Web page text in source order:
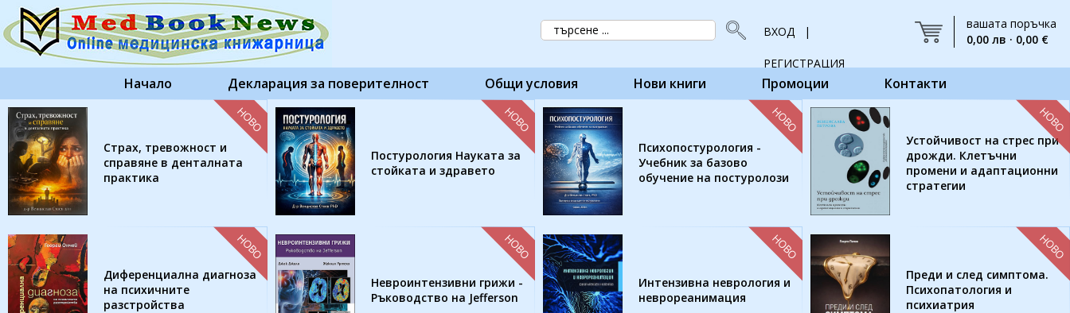
вашата поръчка
0,00 лв · 0,00 €
ВХОД |
РЕГИСТРАЦИЯ
Начало Декларация за поверителност Общи условия Нови книги Промоции Контакти
Страх, тревожност и
справяне в денталната
практика
НОВО
Постурология Науката за
стойката и здравето
НОВО
Психопостурология -
Учебник за базово
обучение на постуролози
НОВО
Устойчивост на стрес при
дрожди. Клетъчни
промени и адаптационни
стратегии
НОВО
Диференциална диагноза
на психичните
разстройства
НОВО
Невроинтензивни грижи -
Ръководство на Jefferson
НОВО
Интензивна неврология и
неврореанимация
НОВО
Преди и след симптома.
Психопатология и
психиатрия
НОВО